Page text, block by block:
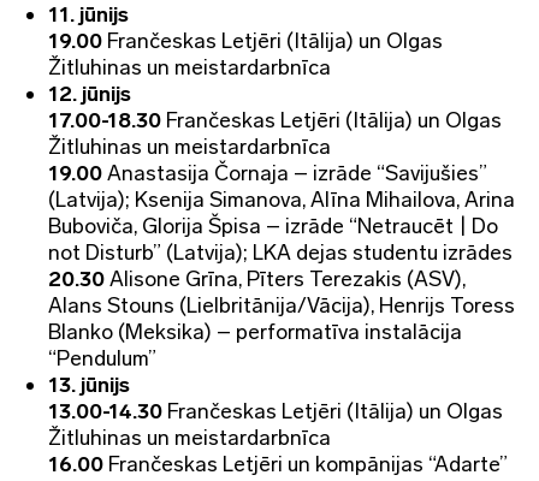
11. jūnijs
19.00 Frančeskas Letjēri (Itālija) un Olgas
Žitluhinas un meistardarbnīca
12. jūnijs
17.00-18.30 Frančeskas Letjēri (Itālija) un Olgas
Žitluhinas un meistardarbnīca
19.00Anastasija Čornaja – izrāde “Savijušies”
(Latvija); Ksenija Simanova, Alīna Mihailova, Arina
Buboviča, Glorija Špisa – izrāde “Netraucēt | Do
not Disturb” (Latvija); LKA dejas studentu izrādes
20.30Alisone Grīna, Pīters Terezakis (ASV),
Alans Stouns (Lielbritānija/Vācija), Henrijs Toress
Blanko (Meksika) – performatīva instalācija
“Pendulum”
13. jūnijs
13.00-14.30 Frančeskas Letjēri (Itālija) un Olgas
Žitluhinas un meistardarbnīca
16.00 Frančeskas Letjēri un kompānijas “Adarte”